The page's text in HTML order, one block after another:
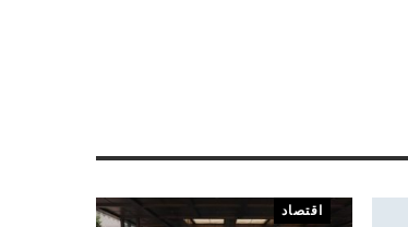
اقتصاد